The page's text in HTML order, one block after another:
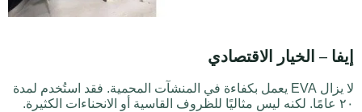
إيفا – الخيار الاقتصادي
لا يزال EVA يعمل بكفاءة في المنشآت المحمية. فقد استُخدم لمدة
٢٠ عامًا. لكنه ليس مثاليًا للظروف القاسية أو الانحناءات الكثيرة.